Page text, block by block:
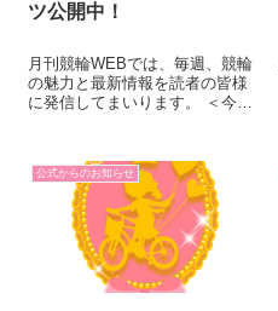
ツ公開中！
月刊競輪WEBでは、毎週、競輪
の魅力と最新情報を読者の皆様
に発信してまいります。 ＜今週
(GI)直前展望 グランプリの出場
枠を賭けた年内最後のGI、競輪
祭が小倉で開催されます。し
公式からのお知らせ